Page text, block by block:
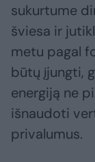
sukurtume
šviesa ir
metu pagal
būtų įjungti,
energiją ne
išnaudoti
privalumus.